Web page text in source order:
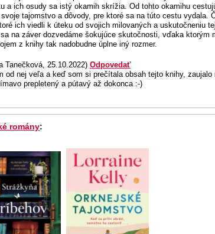
a ich osudy sa istý okamih skrížia. Od tohto okamihu
tajomstvo a dôvody, pre ktoré sa na túto cestu vydala.
ich viedli k úteku od svojich milovaných a uskutočneniu
na záver dozvedáme šokujúce skutočnosti, vďaka ktorým
z knihy tak nadobudne úplne iný rozmer.
Tanečková, 25.10.2022) Odpovedať
od nej veľa a keď som si prečítala obsah tejto knihy,
prepletený a pútavý až dokonca :-)
romány: